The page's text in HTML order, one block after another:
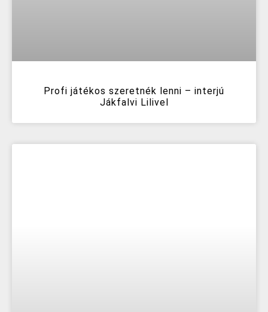
Profi játékos szeretnék lenni – interjú
Jákfalvi Lilivel